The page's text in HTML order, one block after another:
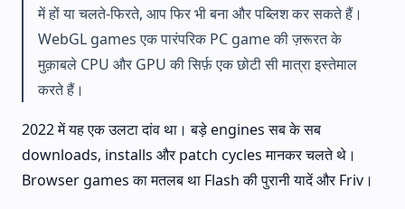
में हों या चलते-फिरते, आप फिर भी बना और पब्लिश कर सकते हैं।
WebGL games एक पारंपरिक PC game की ज़रूरत के
मुक़ाबले CPU और GPU की सिर्फ़ एक छोटी सी मात्रा इस्तेमाल
करते हैं।
2022 में यह एक उलटा दांव था। बड़े engines सब के सब
downloads, installs और patch cycles मानकर चलते थे।
Browser games का मतलब था Flash की पुरानी यादें और Friv।